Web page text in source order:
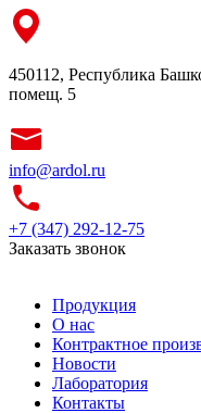
450112, Республика
помещ. 5
info@ardol.ru
+7 (347) 292-12-75
Заказать звонок
Продукция
О нас
Контрактное
Новости
Лаборатория
Контакты